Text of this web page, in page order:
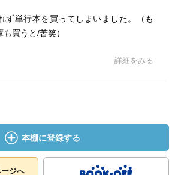
ず単行本を買ってしまいました。（も
買うと/苦笑）
詳細をみる
本棚に登録する
ジへ